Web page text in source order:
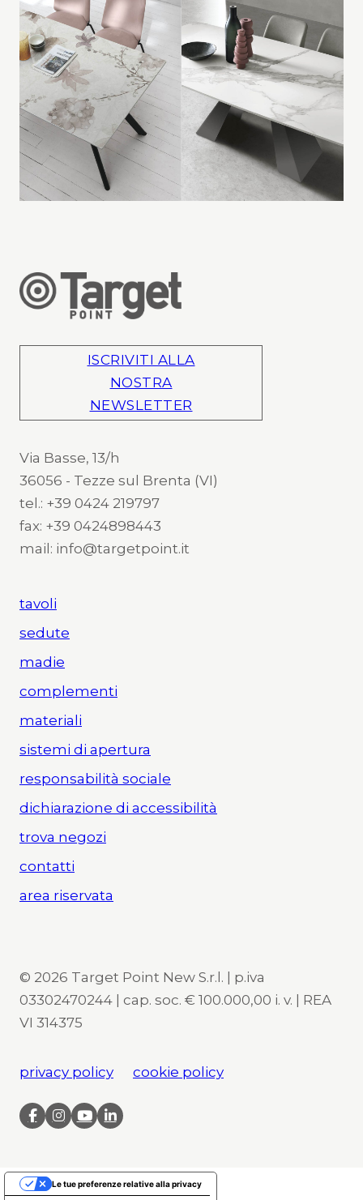
ISCRIVITI ALLA
NOSTRA
NEWSLETTER
Via Basse, 13/h
36056 - Tezze sul Brenta (VI)
tel.: +39 0424 219797
fax: +39 0424898443
mail: info@targetpoint.it
tavoli
sedute
madie
complementi
materiali
sistemi di apertura
responsabilità sociale
dichiarazione di accessibilità
trova negozi
contatti
area riservata
© 2026 Target Point New S.r.l. | p.iva
03302470244 | cap. soc. € 100.000,00 i. v. | REA
VI 314375
privacy policy cookie policy
Le tue preferenze relative alla privacy